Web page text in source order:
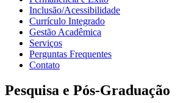
Inclusão/Acessibilidade
Currículo Integrado
Gestão Acadêmica
Serviços
Perguntas Frequentes
Contato
Pesquisa e Pós-Graduação